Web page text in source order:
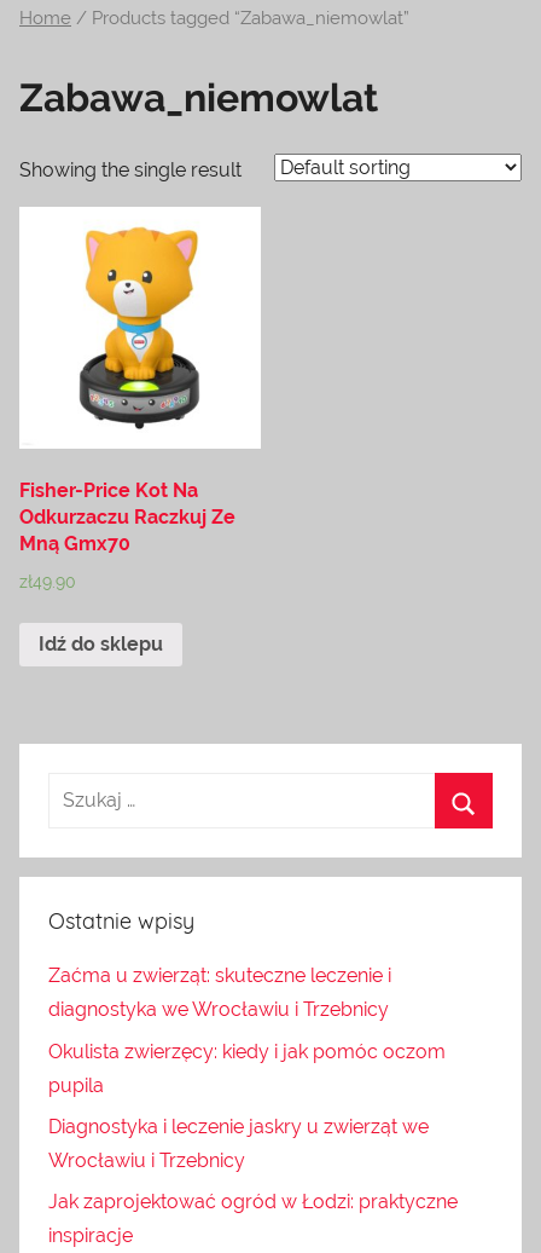
na
terrarystyki
i
Zapraszamy!
Home / Products tagged “Zabawa_niemowlat”
Zabawa_niemowlat
Showing the single result
Fisher-Price Kot Na
Odkurzaczu Raczkuj Ze
Mną Gmx70
zł49.90
Idź do sklepu
Ostatnie wpisy
Zaćma u zwierząt: skuteczne leczenie i
diagnostyka we Wrocławiu i Trzebnicy
Okulista zwierzęcy: kiedy i jak pomóc oczom
pupila
Diagnostyka i leczenie jaskry u zwierząt we
Wrocławiu i Trzebnicy
Jak zaprojektować ogród w Łodzi: praktyczne
inspiracje